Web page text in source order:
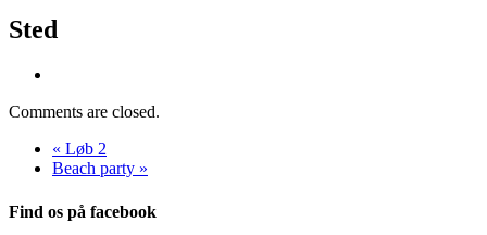
Sted
Comments are closed.
« Løb 2
Beach party »
Find os på facebook